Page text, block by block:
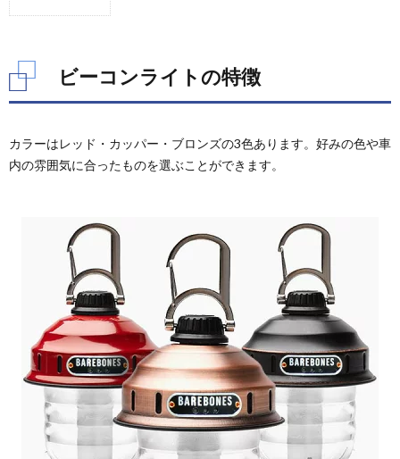
1.
特徴
ビー
コン
ンタ
ンな
らフ
ォレ
スト
ラン
タン
LED
ビーコンライトの特徴
カラーはレッド・カッパー・ブロンズの3色あります。好みの色や車
内の雰囲気に合ったものを選ぶことができます。